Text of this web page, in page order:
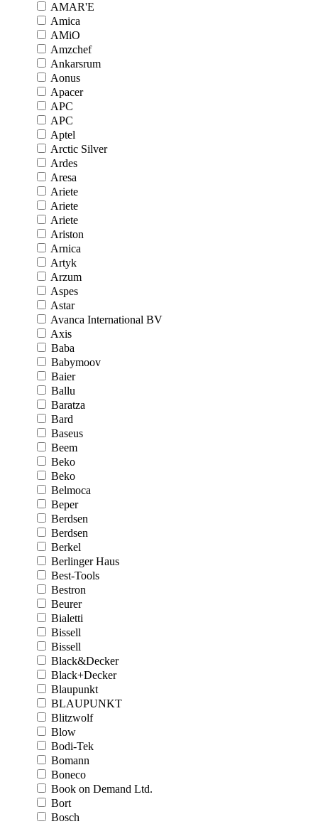
AMAR'E
Amica
AMiO
Amzchef
Ankarsrum
Aonus
Apacer
APC
APC
Aptel
Arctic Silver
Ardes
Aresa
Ariete
Ariete
Ariete
Ariston
Arnica
Artyk
Arzum
Aspes
Astar
Avanca International BV
Axis
Baba
Babymoov
Baier
Ballu
Baratza
Bard
Baseus
Beem
Beko
Beko
Belmoca
Beper
Berdsen
Berdsen
Berkel
Berlinger Haus
Best-Tools
Bestron
Beurer
Bialetti
Bissell
Bissell
Black&Decker
Black+Decker
Blaupunkt
BLAUPUNKT
Blitzwolf
Blow
Bodi-Tek
Bomann
Boneco
Book on Demand Ltd.
Bort
Bosch